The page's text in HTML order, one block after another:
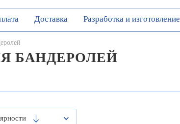
Доставка Разработка и изготовление
БАНДЕРОЛЕЙ